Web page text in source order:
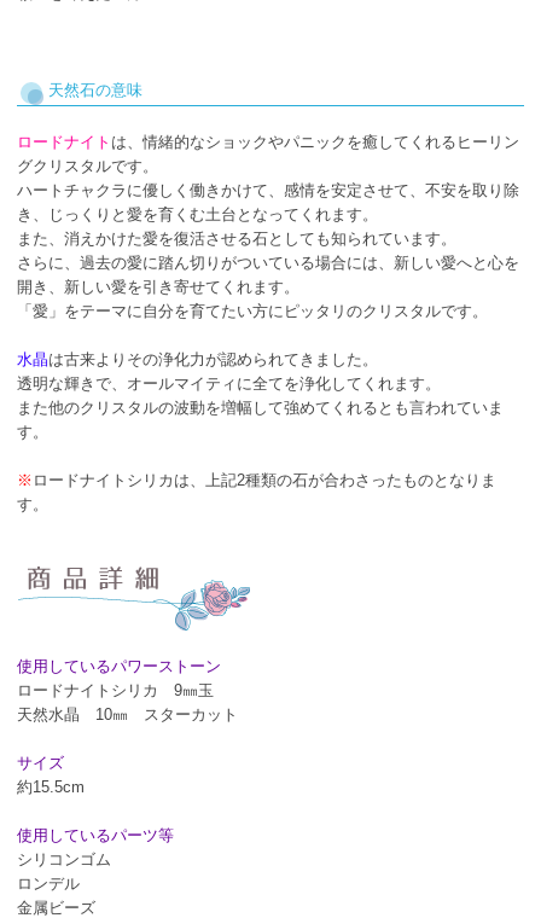
天然石の意味
ロードナイト は、情緒的なショックやパニックを癒してくれるヒーリン
グクリスタルです。
ハートチャクラに優しく働きかけて、感情を安定させて、不安を取り除
き、じっくりと愛を育くむ土台となってくれます。
また、消えかけた愛を復活させる石としても知られています。
さらに、過去の愛に踏ん切りがついている場合には、新しい愛へと心を
開き、新しい愛を引き寄せてくれます。
「愛」をテーマに自分を育てたい方にピッタリのクリスタルです。
水晶は古来よりその浄化力が認められてきました。
透明な輝きで、オールマイティに全てを浄化してくれます。
また他のクリスタルの波動を増幅して強めてくれるとも言われていま
す。
※ ロードナイトシリカは、上記2種類の石が合わさったものとなりま
す。
使用しているパワーストーン
ロードナイトシリカ 9㎜玉
天然水晶 10㎜ スターカット
サイズ
約15.5cm
使用しているパーツ等
シリコンゴム
ロンデル
金属ビーズ